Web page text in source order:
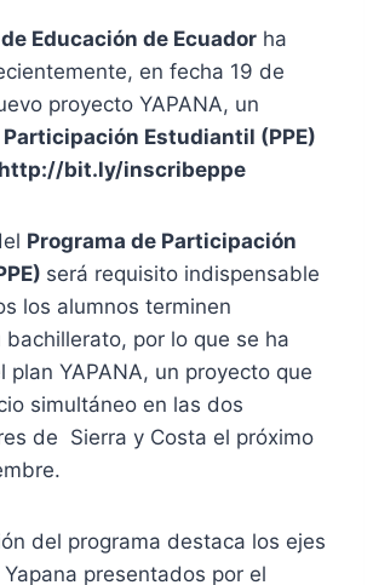
Educación de Ecuador ha
en fecha 19 de
proyecto YAPANA, un
Participación Estudiantil (PPE)
http://bit.ly/inscribeppe
Programa de Participación
será requisito indispensable
los alumnos terminen
por lo que se ha
plan YAPANA, un proyecto que
simultáneo en las dos
de Sierra y Costa el próximo
del programa destaca los ejes
presentados por el